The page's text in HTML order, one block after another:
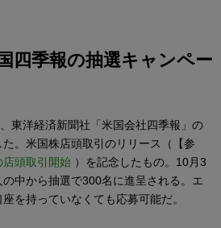
四季報の抽選キャンペー
東洋経済新聞社「米国会社四季報」の
。米国株店頭取引のリリース（【参
店頭取引開始 ）を記念したもの。10月3
中から抽選で300名に進呈される。エ
を持っていなくても応募可能だ。